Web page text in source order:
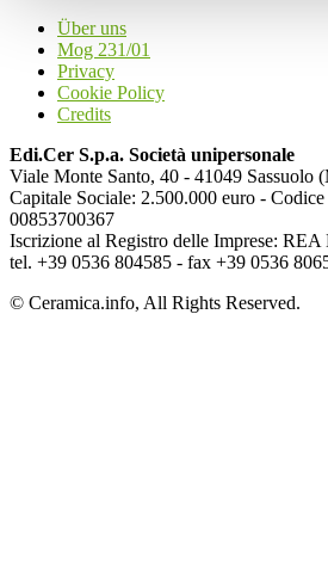
Über uns
Mog 231/01
Privacy
Cookie Policy
Credits
Edi.Cer S.p.a. Società unipersonale
Viale Monte Santo, 40 - 41049 Sassuolo
Capitale Sociale: 2.500.000 euro -
00853700367
Iscrizione al Registro delle Imprese: REA
tel. +39 0536 804585 - fax +39 0536
© Ceramica.info, All Rights Reserved.